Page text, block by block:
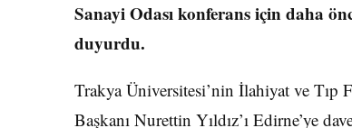
Sanayi Odası konferans için daha
duyurdu.
Trakya Üniversitesi’nin İlahiyat ve
Başkanı Nurettin Yıldız’ı Edirne’ye